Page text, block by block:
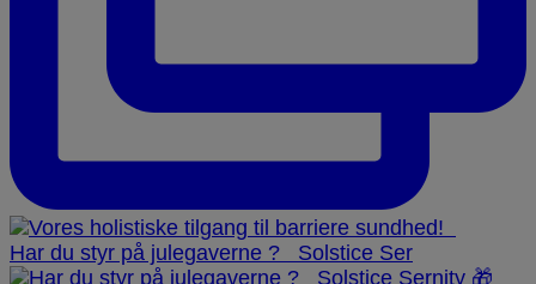
Har du styr på julegaverne ? ⁠ ⁠ Solstice Ser